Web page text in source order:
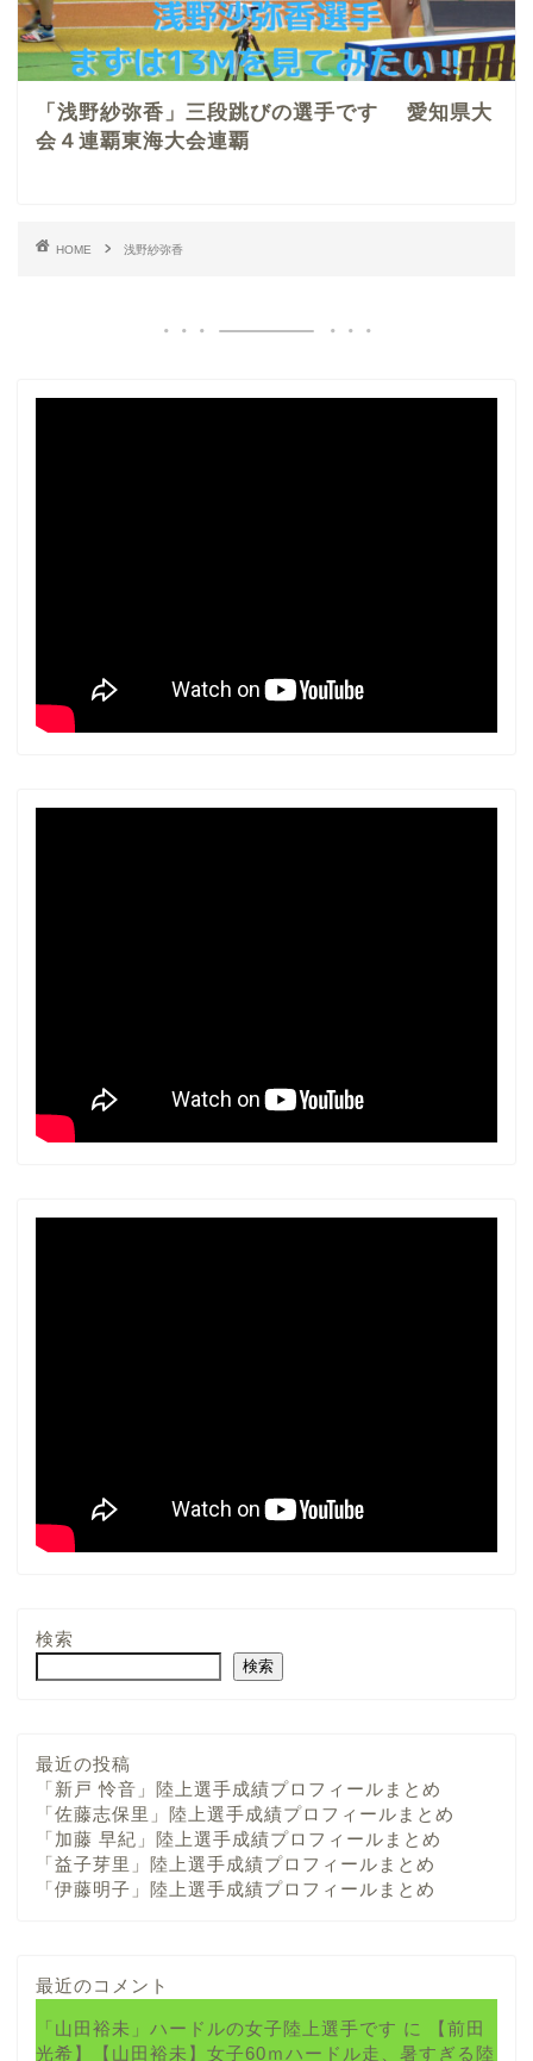
「浅野紗弥香」三段跳びの選手です 愛知県大
会４連覇東海大会連覇
HOME 浅野紗弥香
検索
検索
最近の投稿
「新戸 怜音」陸上選手成績プロフィールまとめ
「佐藤志保里」陸上選手成績プロフィールまとめ
「加藤 早紀」陸上選手成績プロフィールまとめ
「益子芽里」陸上選手成績プロフィールまとめ
「伊藤明子」陸上選手成績プロフィールまとめ
最近のコメント
「山田裕未」ハードルの女子陸上選手です に
【前田
光希】【山田裕未】女子60ｍハードル走、暑すぎる陸